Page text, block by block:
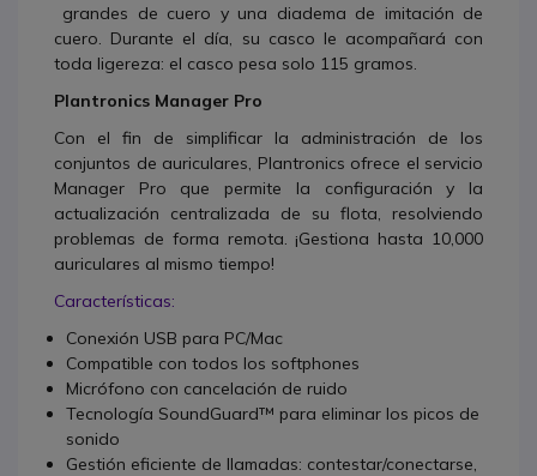
grandes de cuero y una diadema de imitación de
cuero. Durante el día, su casco le acompañará con
toda ligereza: el casco pesa solo 115 gramos.
Plantronics Manager Pro
Con el fin de simplificar la administración de los
conjuntos de auriculares, Plantronics ofrece el servicio
Manager Pro que permite la configuración y la
actualización centralizada de su flota, resolviendo
problemas de forma remota. ¡Gestiona hasta 10,000
auriculares al mismo tiempo!
Características:
Conexión USB para PC/Mac
Compatible con todos los softphones
Micrófono con cancelación de ruido
Tecnología SoundGuard™ para eliminar los picos de
sonido
Gestión eficiente de llamadas: contestar/conectarse,